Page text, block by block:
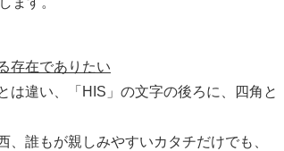
存在でありたい
は違い、「HIS」の文字の後ろに、四角と
誰もが親しみやすいカタチだけでも、